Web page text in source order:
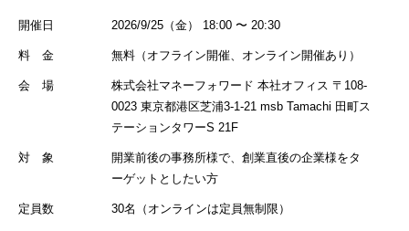
開催日 2026/9/25（金） 18:00 〜 20:30
料 金 無料（オフライン開催、オンライン開催あり）
会 場
株式会社マネーフォワード 本社オフィス 〒108-
0023 東京都港区芝浦3-1-21 msb Tamachi 田町ス
テーションタワーS 21F
対 象
開業前後の事務所様で、創業直後の企業様をタ
ーゲットとしたい方
定員数 30名（オンラインは定員無制限）